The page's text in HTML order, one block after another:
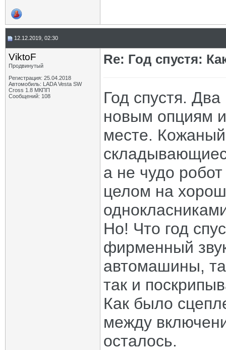
12.12.2019, 02:30
ViktoF
Продвинутый
Регистрация: 25.04.2018
Автомобиль: LADA Vesta SW
Cross 1.8 МКПП
Сообщений: 108
Re: Год спустя:
Год спустя.
новым опциям
месте.
а не чудо
целом на
Но! Что год
фирменный
автомашины,
так и
Как было
между
осталось.